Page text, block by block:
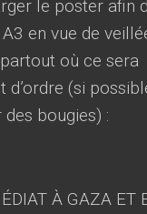
le poster afin
en vue de
où ce sera
(si
bougies) :
À GAZA ET